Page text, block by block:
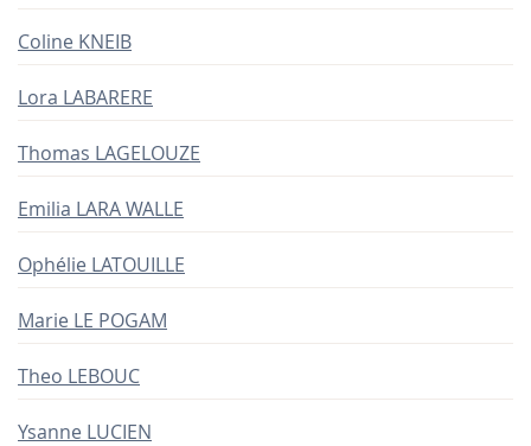
Coline KNEIB
Lora LABARERE
Thomas LAGELOUZE
Emilia LARA WALLE
Ophélie LATOUILLE
Marie LE POGAM
Theo LEBOUC
Ysanne LUCIEN